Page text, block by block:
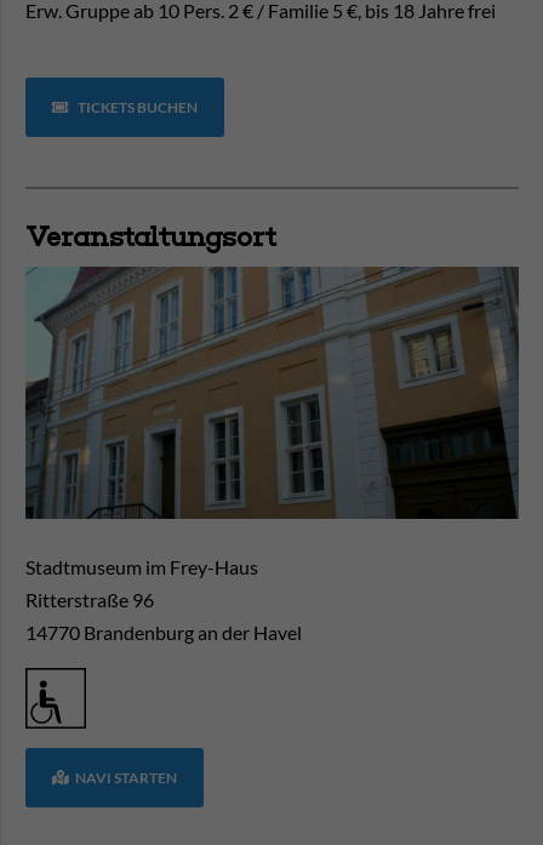
Erw. Gruppe ab 10 Pers. 2 € / Familie 5 €, bis 18 Jahre frei
TICKETS BUCHEN
Veranstaltungsort
Stadtmuseum im Frey-Haus
Ritterstraße 96
14770 Brandenburg an der Havel
NAVI STARTEN